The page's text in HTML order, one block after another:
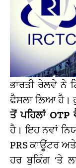
ਭਾਰਤੀ ਰੇਲਵੇ ਨੇ
ਫੈਸਲਾ ਲਿਆ ਹੈ।
ਤੋਂ ਪਹਿਲਾਂ OTP
ਹੈ। ਇਹ ਨਵਾਂ
PRS ਕਾਊਂਟਰ
ਹਰ ਬੁਕਿੰਗ ‘ਤੇ